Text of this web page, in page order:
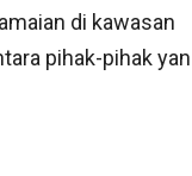
di kawasan
pihak-pihak